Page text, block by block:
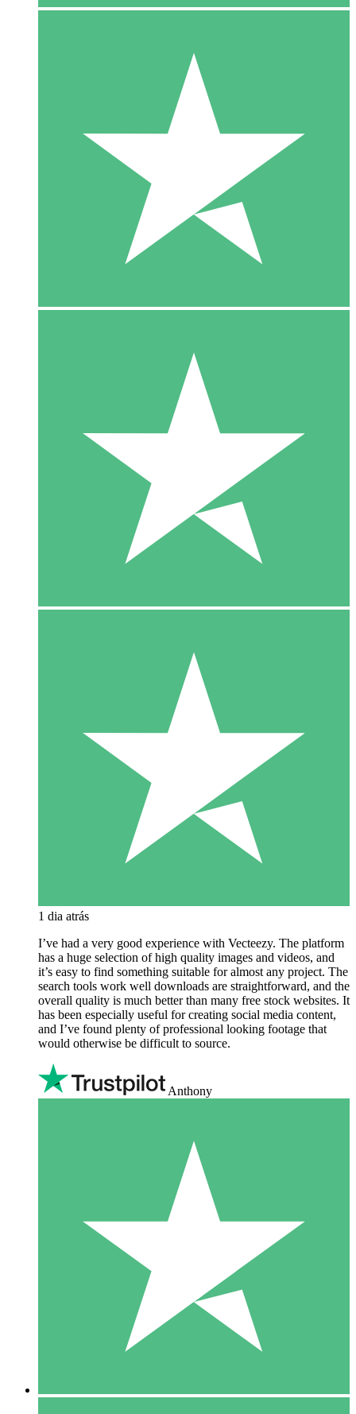
1 dia atrás
I’ve had a very good experience with Vecteezy. The platform
has a huge selection of high quality images and videos, and
it’s easy to find something suitable for almost any project. The
search tools work well downloads are straightforward, and the
overall quality is much better than many free stock websites. It
has been especially useful for creating social media content,
and I’ve found plenty of professional looking footage that
would otherwise be difficult to source.
Anthony